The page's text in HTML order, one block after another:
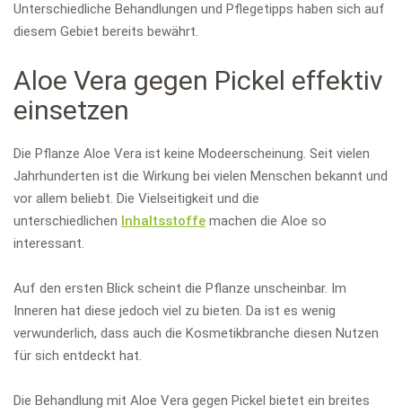
Unterschiedliche Behandlungen und Pflegetipps haben sich auf
diesem Gebiet bereits bewährt.
Aloe Vera gegen Pickel effektiv
einsetzen
Die Pflanze Aloe Vera ist keine Modeerscheinung. Seit vielen
Jahrhunderten ist die Wirkung bei vielen Menschen bekannt und
vor allem beliebt. Die Vielseitigkeit und die
unterschiedlichen Inhaltsstoffe machen die Aloe so
interessant.
Auf den ersten Blick scheint die Pflanze unscheinbar. Im
Inneren hat diese jedoch viel zu bieten. Da ist es wenig
verwunderlich, dass auch die Kosmetikbranche diesen Nutzen
für sich entdeckt hat.
Die Behandlung mit Aloe Vera gegen Pickel bietet ein breites